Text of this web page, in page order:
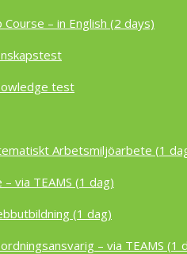
Course – in English (2 days)
test
Arbetsmiljöarbete (1
– via TEAMS (1 dag)
(1 dag)
– via TEAMS (1